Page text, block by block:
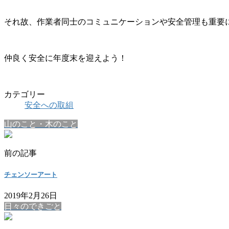
それ故、作業者同士のコミュニケーションや安全管理も重要
仲良く安全に年度末を迎えよう！
カテゴリー
安全への取組
山のこと・木のこと
前の記事
チェンソーアート
2019年2月26日
日々のできごと